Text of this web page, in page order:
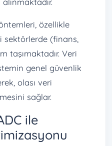
özellikle
sektörlerde (finans,
taşımaktadır. Veri
genel güvenlik
olası veri
sağlar.
ile